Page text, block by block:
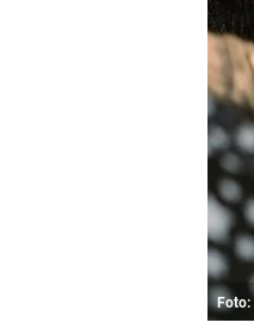
Foto: